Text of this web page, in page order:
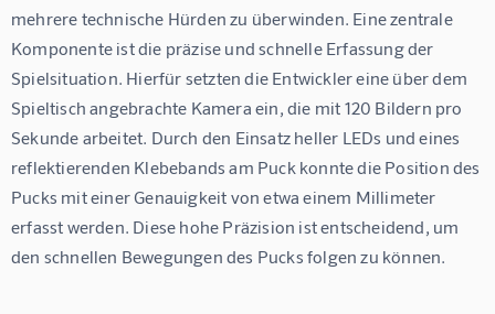
mehrere technische Hürden zu überwinden. Eine zentrale
Komponente ist die präzise und schnelle Erfassung der
Spielsituation. Hierfür setzten die Entwickler eine über dem
Spieltisch angebrachte Kamera ein, die mit 120 Bildern pro
Sekunde arbeitet. Durch den Einsatz heller LEDs und eines
reflektierenden Klebebands am Puck konnte die Position des
Pucks mit einer Genauigkeit von etwa einem Millimeter
erfasst werden. Diese hohe Präzision ist entscheidend, um
den schnellen Bewegungen des Pucks folgen zu können.